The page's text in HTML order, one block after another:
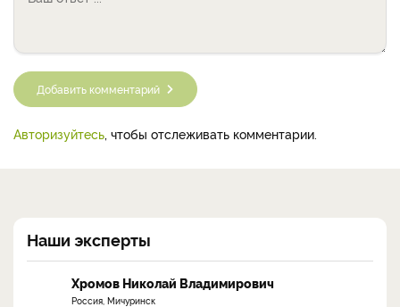
Добавить комментарий
Авторизуйтесь , чтобы отслеживать комментарии.
Наши эксперты
Хромов Николай Владимирович
Россия, Мичуринск